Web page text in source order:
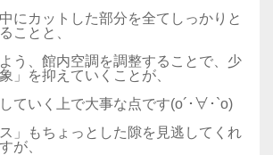
にカットした部分を全てしっかりと
ことと、
う、館内空調を調整することで、少
」を抑えていくことが、
ていく上で大事な点です(o´･∀･`o)
ス」もちょっとした隙を見逃してくれ
が、